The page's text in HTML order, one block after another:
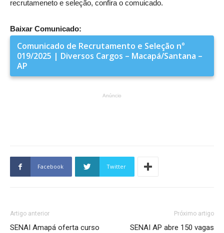
recrutameneto e seleção, confira o comuicado.
Baixar Comunicado:
Comunicado de Recrutamento e Seleção n°
019/2025 | Diversos Cargos – Macapá/Santana –
AP
Anúncio
Facebook Twitter
Artigo anterior
SENAI Amapá oferta curso
Próximo artigo
SENAI AP abre 150 vagas